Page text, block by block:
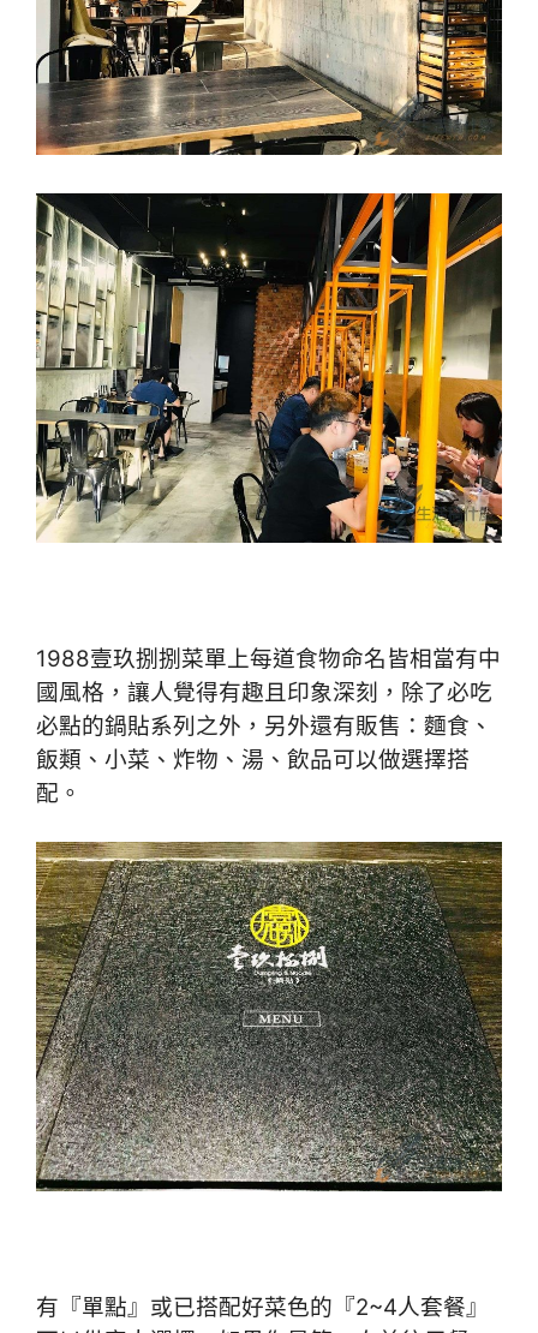
1988壹玖捌捌菜單上每道食物命名皆相當有中
國風格，讓人覺得有趣且印象深刻，除了必吃
必點的鍋貼系列之外，另外還有販售：麵食、
飯類、小菜、炸物、湯、飲品可以做選擇搭
配。
有『單點』或已搭配好菜色的『2~4人套餐』